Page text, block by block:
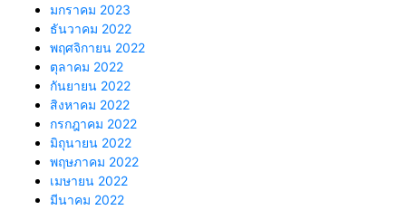
มกราคม 2023
ธันวาคม 2022
พฤศจิกายน 2022
ตุลาคม 2022
กันยายน 2022
สิงหาคม 2022
กรกฎาคม 2022
มิถุนายน 2022
พฤษภาคม 2022
เมษายน 2022
มีนาคม 2022